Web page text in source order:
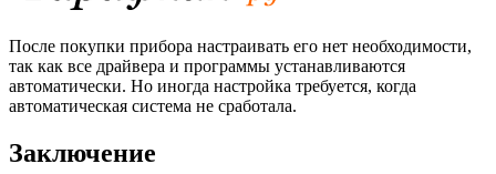
После покупки прибора настраивать его нет необходимости,
так как все драйвера и программы устанавливаются
автоматически. Но иногда настройка требуется, когда
автоматическая система не сработала.
Заключение